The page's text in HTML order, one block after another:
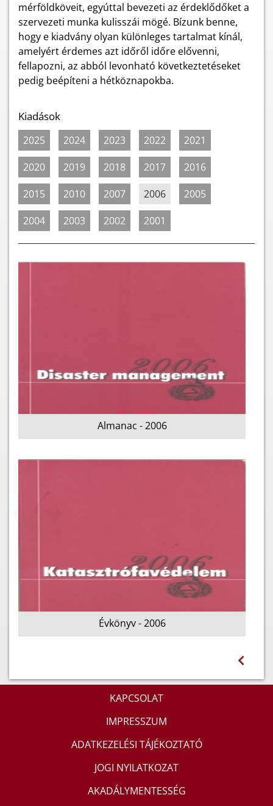
mérföldköveit, egyúttal bevezeti az érdeklődőket a
szervezeti munka kulisszái mögé. Bízunk benne,
hogy e kiadvány olyan különleges tartalmat kínál,
amelyért érdemes azt időről időre elővenni,
fellapozni, az abból levonható következtetéseket
pedig beépíteni a hétköznapokba.
Kiadások
2025 2024 2023 2022
2021
2020
2019 2018 2017
2016
2015
2010 2007 2006
2005
2004
2003 2002 2001
Almanac - 2006
Évkönyv - 2006
KAPCSOLAT
IMPRESSZUM
ADATKEZELÉSI TÁJÉKOZTATÓ
JOGI NYILATKOZAT
AKADÁLYMENTESSÉG